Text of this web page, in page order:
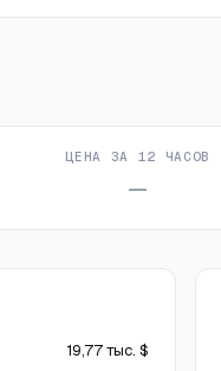
ЦЕНА ЗА 12 ЧАСОВ
—
19,77 тыс. $